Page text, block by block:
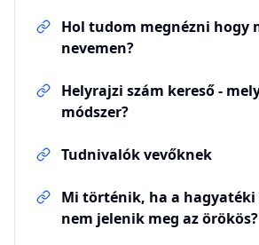
Hol tudom megnézni hogy
nevemen?
Helyrajzi szám kereső -
módszer?
Tudnivalók vevőknek
Mi történik, ha a
nem jelenik meg az örökös?